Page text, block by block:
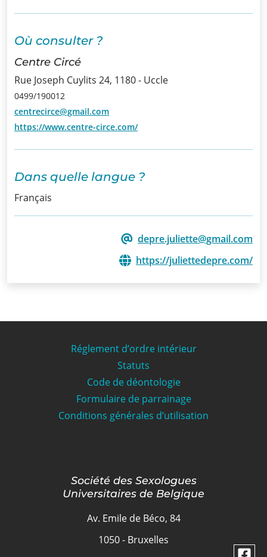
Scientifique
Infos
Informations
Actualités
Formations
Offre
d’emploi/
Stage
Où consulter ?
Centre Circé
Rue Joseph Cuylits 24, 1180 - Uccle
0499/190012
centrecirce@gmail.com
https://www.centre-circe.com/
Dans quelle langue ?
Français
depre.juliette@gmail.com
https://juliettedepre.com/
Réglement d’ordre intérieur
Statuts
Code de déontologie
Formulaire de parrainage
Conditions générales d’utilisation
Société des Sexologues
Universitaires de Belgique
Av. Emile de Béco, 84
1050 - Bruxelles